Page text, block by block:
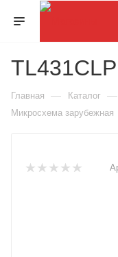
TL431CLP
Главная — Каталог —
Микросхема зарубежная